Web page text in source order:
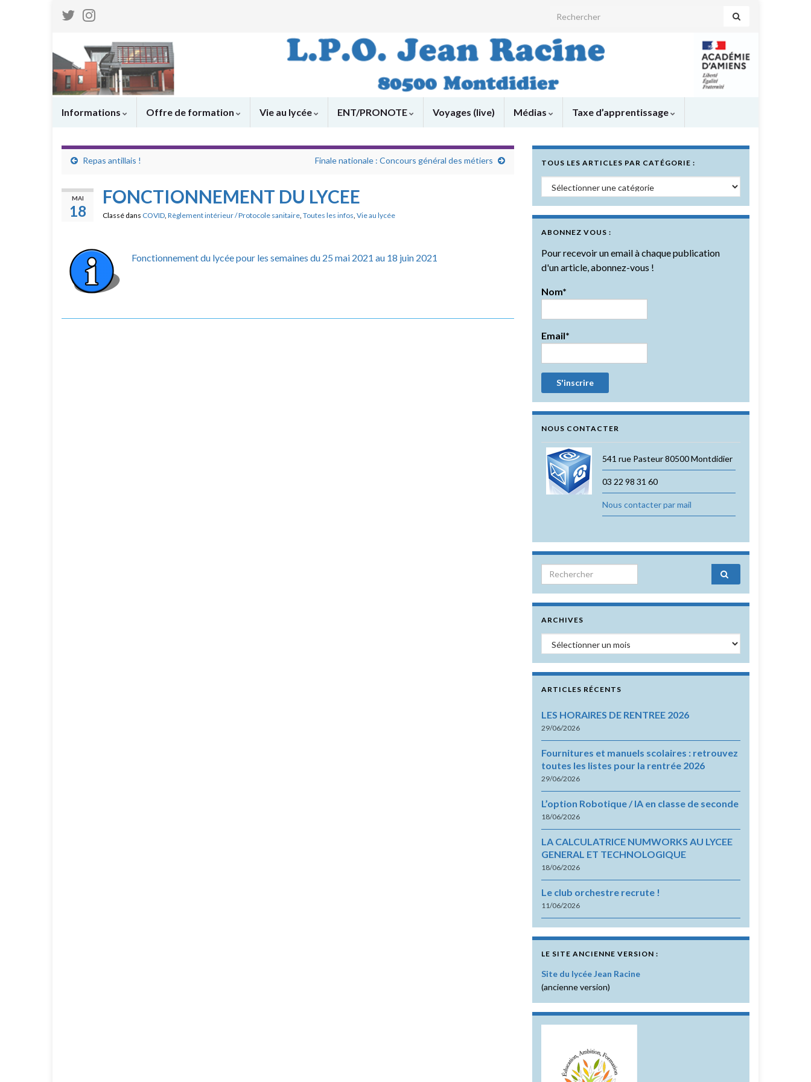
Search for:
Informations Offre de formation Vie au lycée ENT/PRONOTE Voyages (live) Médias Taxe d’apprentissage
Repas antillais ! Finale nationale : Concours général des métiers
MAI
18
FONCTIONNEMENT DU LYCEE
Classé dans COVID, Règlement intérieur / Protocole sanitaire, Toutes les infos, Vie au lycée
Fonctionnement du lycée pour les semaines du 25 mai 2021 au 18 juin 2021
TOUS LES ARTICLES PAR CATÉGORIE :
Tous les articles par catégorie :
ABONNEZ VOUS :
Pour recevoir un email à chaque publication
d'un article, abonnez-vous !
Nom*
Email*
NOUS CONTACTER
541 rue Pasteur 80500 Montdidier
03 22 98 31 60
Nous contacter par mail
Search for:
ARCHIVES
Archives
ARTICLES RÉCENTS
LES HORAIRES DE RENTREE 2026
29/06/2026
Fournitures et manuels scolaires : retrouvez
toutes les listes pour la rentrée 2026
29/06/2026
L’option Robotique / IA en classe de seconde
18/06/2026
LA CALCULATRICE NUMWORKS AU LYCEE
GENERAL ET TECHNOLOGIQUE
18/06/2026
Le club orchestre recrute !
11/06/2026
LE SITE ANCIENNE VERSION :
Site du lycée Jean Racine
(ancienne version)